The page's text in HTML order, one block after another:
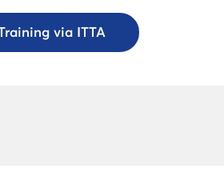
via ITTA